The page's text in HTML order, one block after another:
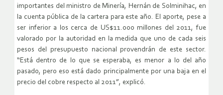
importantes del ministro de Minería, Hernán de Solminihac, en
la cuenta pública de la cartera para este año. El aporte, pese a
ser inferior a los cerca de US$11.000 millones del 2011, fue
valorado por la autoridad en la medida que uno de cada seis
pesos del presupuesto nacional provendrán de este sector.
“Está dentro de lo que se esperaba, es menor a lo del año
pasado, pero eso está dado principalmente por una baja en el
precio del cobre respecto al 2011”, explicó.